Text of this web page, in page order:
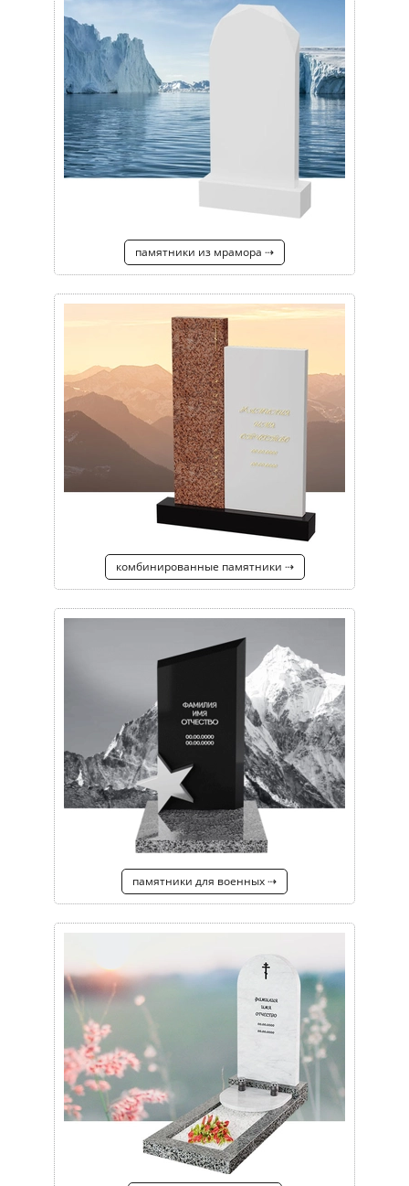
памятники из мрамора ⇢
комбинированные памятники ⇢
памятники для военных ⇢